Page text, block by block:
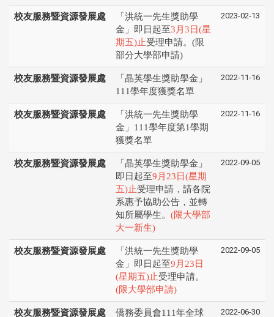
校友服務暨資源發展處
「洪統一先生獎助學
金」即日起至3月3日(星
期五)止受理申請。(限
部分大學部申請)
2023-02-13
校友服務暨資源發展處
「晶英學生獎助學金」
111學年度獲獎名單
2022-11-16
校友服務暨資源發展處
「洪統一先生獎助學
金」111學年度第1學期
獲獎名單
2022-11-16
校友服務暨資源發展處
「晶英學生獎助學金」
即日起至9月23日(星期
五)止受理申請，請各院
系惠予協助公告，並轉
知所屬學生。 (限大學部
大一新生)
2022-09-05
校友服務暨資源發展處
「洪統一先生獎助學
金」即日起至9月23日
(星期五)止受理申請。
(限大學部申請)
2022-09-05
校友服務暨資源發展處
僑務委員會111年全球
2022-06-30